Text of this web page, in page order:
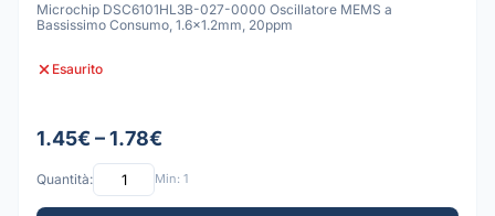
Microchip DSC6101HL3B-027-0000 Oscillatore MEMS a
Bassissimo Consumo, 1.6x1.2mm, 20ppm
Esaurito
1.45€ – 1.78€
Quantità: Min: 1